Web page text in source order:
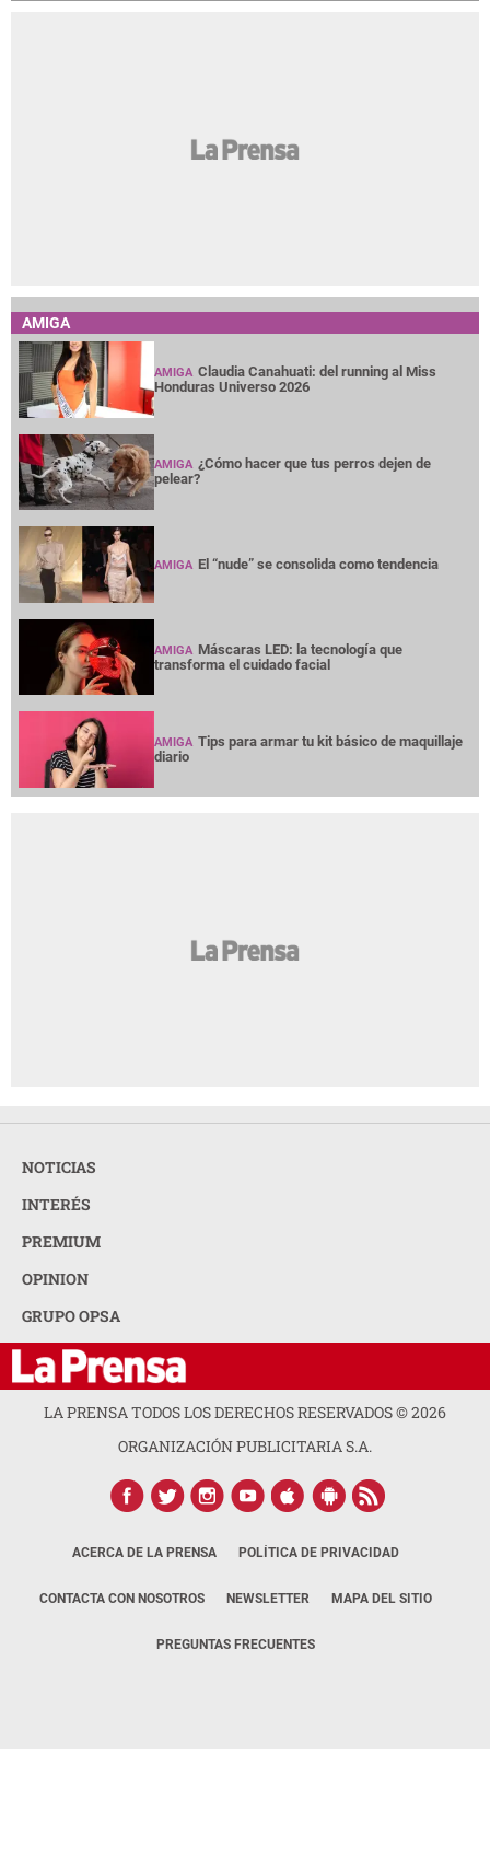
AMIGA
AMIGA Claudia Canahuati: del running al Miss
Honduras Universo 2026
AMIGA ¿Cómo hacer que tus perros dejen de
pelear?
AMIGA El “nude” se consolida como tendencia
AMIGA Máscaras LED: la tecnología que
transforma el cuidado facial
AMIGA Tips para armar tu kit básico de maquillaje
diario
NOTICIAS
INTERÉS
PREMIUM
OPINION
GRUPO OPSA
LA PRENSA TODOS LOS DERECHOS RESERVADOS ©2026
ORGANIZACIÓN PUBLICITARIA S.A.
ACERCA DE LA PRENSA POLÍTICA DE PRIVACIDAD
CONTACTA CON NOSOTROS NEWSLETTER MAPA DEL SITIO
PREGUNTAS FRECUENTES